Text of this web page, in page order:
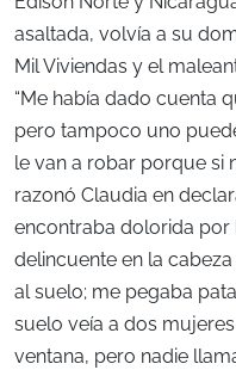
asaltada, volvía a su
Mil Viviendas y el
“Me había dado cuenta
pero tampoco uno
le van a robar porque si
razonó Claudia en
encontraba dolorida
delincuente en la
al suelo; me pegaba
suelo veía a dos
ventana, pero nadie